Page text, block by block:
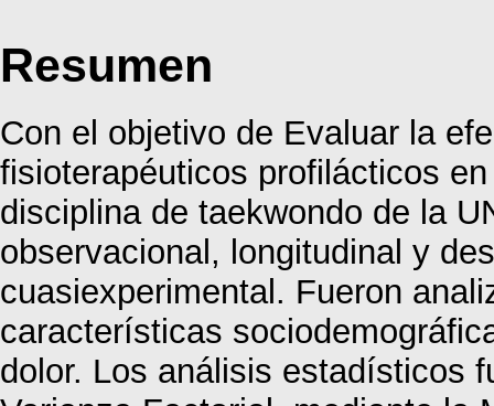
Resumen
Con el objetivo de Evaluar la
fisioterapéuticos profilácticos
disciplina de taekwondo de la
observacional, longitudinal y
cuasiexperimental. Fueron
características
dolor. Los análisis estadísticos